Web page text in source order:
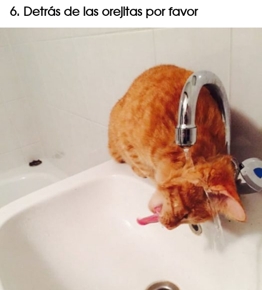
6. Detrás de las orejitas por favor